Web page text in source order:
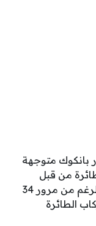
الجابرية الرحلة 422 مطار بانكوك متوجهة
من قبل
أشخاص مجهولين الهوية لوقتنا هذا بالرغم من مرور 34
الطائرة